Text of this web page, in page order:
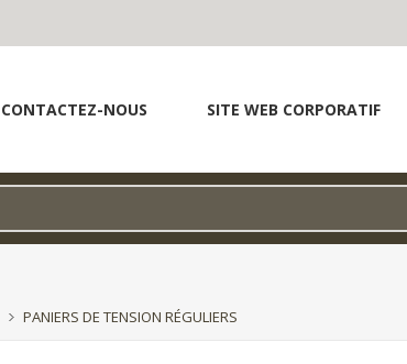
CONTACTEZ-NOUS SITE WEB CORPORATIF
PANIERS DE TENSION RÉGULIERS